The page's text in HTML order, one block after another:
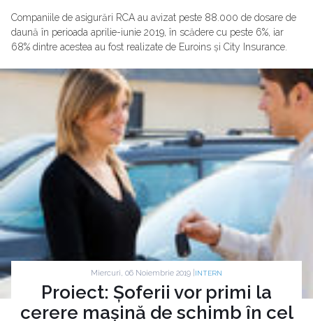
Companiile de asigurări RCA au avizat peste 88.000 de dosare de
daună în perioada aprilie-iunie 2019, în scădere cu peste 6%, iar
68% dintre acestea au fost realizate de Euroins și City Insurance.
Miercuri, 06 Noiembrie 2019 | INTERN
Proiect: Șoferii vor primi la
cerere mașină de schimb în cel